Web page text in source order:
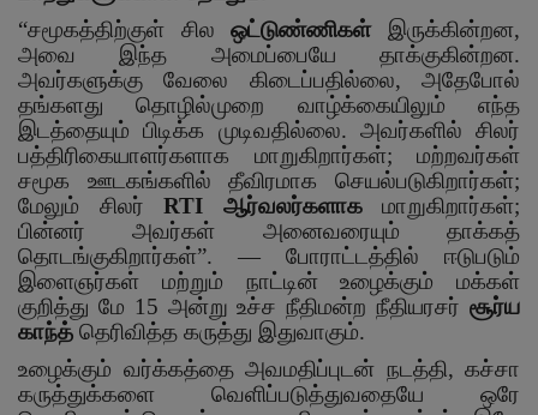
“சமூகத்திற்குள் சிலஒட்டுண்ணிகள்இருக்கின்றன,
அவை இந்த அமைப்பையே தாக்குகின்றன.
அவர்களுக்கு வேலை கிடைப்பதில்லை,அதேபோல்
தங்களது தொழில்முறை வாழ்க்கையிலும் எந்த
இடத்தையும் பிடிக்க முடிவதில்லை. அவர்களில் சிலர்
பத்திரிகையாளர்களாக மாறுகிறார்கள்; மற்றவர்கள்
சமூக ஊடகங்களில் தீவிரமாக செயல்படுகிறார்கள்;
மேலும் சிலர் RTI ஆர்வலர்களாகமாறுகிறார்கள்;
பின்னர் அவர்கள் அனைவரையும் தாக்கத்
தொடங்குகிறார்கள்”. — போராட்டத்தில் ஈடுபடும்
இளைஞர்கள் மற்றும் நாட்டின் உழைக்கும் மக்கள்
குறித்து மே 15 அன்று உச்ச நீதிமன்ற நீதியரசர்சூர்ய
காந்த் தெரிவித்த கருத்து இதுவாகும்.
உழைக்கும் வர்க்கத்தை அவமதிப்புடன் நடத்தி, கச்சா
கருத்துக்களை வெளிப்படுத்துவதையே ஒரே